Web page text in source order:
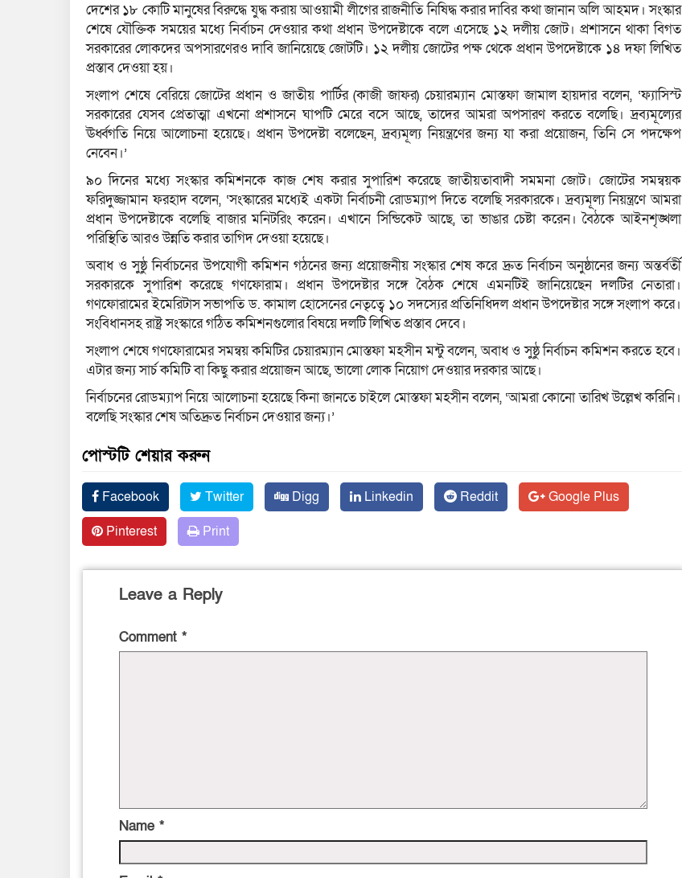
দেশের ১৮ কোটি মানুষের বিরুদ্ধে যুদ্ধ করায় আওয়ামী লীগের রাজনীতি নিষিদ্ধ করার দাবির কথা জানান অলি আহমদ। সংস্কার
শেষে যৌক্তিক সময়ের মধ্যে নির্বাচন দেওয়ার কথা প্রধান উপদেষ্টাকে বলে এসেছে ১২ দলীয় জোট। প্রশাসনে থাকা বিগত
সরকারের লোকদের অপসারণেরও দাবি জানিয়েছে জোটটি। ১২ দলীয় জোটের পক্ষ থেকে প্রধান উপদেষ্টাকে ১৪ দফা লিখিত
প্রস্তাব দেওয়া হয়।
সংলাপ শেষে বেরিয়ে জোটের প্রধান ও জাতীয় পার্টির (কাজী জাফর) চেয়ারম্যান মোস্তফা জামাল হায়দার বলেন, ‘ফ্যাসিস্ট
সরকারের যেসব প্রেতাত্মা এখনো প্রশাসনে ঘাপটি মেরে বসে আছে, তাদের আমরা অপসারণ করতে বলেছি। দ্রব্যমূল্যের
ঊর্ধ্বগতি নিয়ে আলোচনা হয়েছে। প্রধান উপদেষ্টা বলেছেন, দ্রব্যমূল্য নিয়ন্ত্রণের জন্য যা করা প্রয়োজন, তিনি সে পদক্ষেপ
নেবেন।’
৯০ দিনের মধ্যে সংস্কার কমিশনকে কাজ শেষ করার সুপারিশ করেছে জাতীয়তাবাদী সমমনা জোট। জোটের সমন্বয়ক
ফরিদুজ্জামান ফরহাদ বলেন, ‘সংস্কারের মধ্যেই একটা নির্বাচনী রোডম্যাপ দিতে বলেছি সরকারকে। দ্রব্যমূল্য নিয়ন্ত্রণে আমরা
প্রধান উপদেষ্টাকে বলেছি বাজার মনিটরিং করেন। এখানে সিন্ডিকেট আছে, তা ভাঙার চেষ্টা করেন। বৈঠকে আইনশৃঙ্খলা
পরিস্থিতি আরও উন্নতি করার তাগিদ দেওয়া হয়েছে।
অবাধ ও সুষ্ঠু নির্বাচনের উপযোগী কমিশন গঠনের জন্য প্রয়োজনীয় সংস্কার শেষ করে দ্রুত নির্বাচন অনুষ্ঠানের জন্য অন্তর্বর্তী
সরকারকে সুপারিশ করেছে গণফোরাম। প্রধান উপদেষ্টার সঙ্গে বৈঠক শেষে এমনটিই জানিয়েছেন দলটির নেতারা।
গণফোরামের ইমেরিটাস সভাপতি ড. কামাল হোসেনের নেতৃত্বে ১০ সদস্যের প্রতিনিধিদল প্রধান উপদেষ্টার সঙ্গে সংলাপ করে।
সংবিধানসহ রাষ্ট্র সংস্কারে গঠিত কমিশনগুলোর বিষয়ে দলটি লিখিত প্রস্তাব দেবে।
সংলাপ শেষে গণফোরামের সমন্বয় কমিটির চেয়ারম্যান মোস্তফা মহসীন মন্টু বলেন, অবাধ ও সুষ্ঠু নির্বাচন কমিশন করতে হবে।
এটার জন্য সার্চ কমিটি বা কিছু করার প্রয়োজন আছে, ভালো লোক নিয়োগ দেওয়ার দরকার আছে।
নির্বাচনের রোডম্যাপ নিয়ে আলোচনা হয়েছে কিনা জানতে চাইলে মোস্তফা মহসীন বলেন, ‘আমরা কোনো তারিখ উল্লেখ করিনি।
বলেছি সংস্কার শেষ অতিদ্রুত নির্বাচন দেওয়ার জন্য।’
পোস্টটি শেয়ার করুন
Facebook Twitter Digg Linkedin Reddit
Google Plus
Pinterest
Print
Leave a Reply
Comment *
Name *